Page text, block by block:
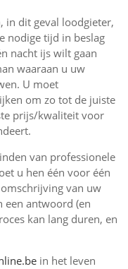
in dit geval loodgieter,
nodige tijd in beslag
nacht ijs wilt gaan
waaraan u uw
U moet
om zo tot de juiste
prijs/kwaliteit voor
van professionele
u hen één voor één
van uw
een antwoord (en
kan lang duren, en
in het leven